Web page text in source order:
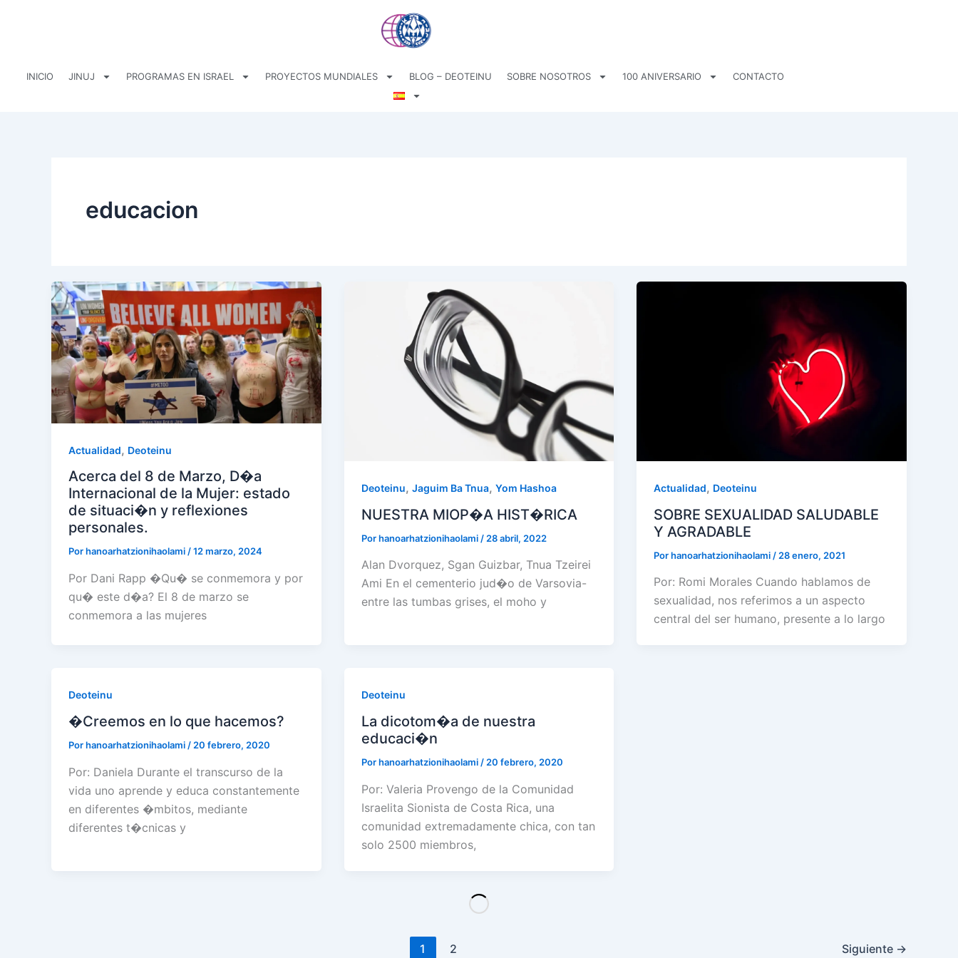
INICIO JINUJ PROGRAMAS EN ISRAEL PROYECTOS MUNDIALES BLOG – DEOTEINU SOBRE NOSOTROS 100 ANIVERSARIO CONTACTO
educacion
Actualidad, Deoteinu
Acerca del 8 de Marzo, D�a
Internacional de la Mujer: estado
de situaci�n y reflexiones
personales.
Porhanoarhatzionihaolami/12 marzo, 2024
Por Dani Rapp �Qu� se conmemora y por
qu� este d�a? El 8 de marzo se
conmemora a las mujeres
Deoteinu, Jaguim Ba Tnua, Yom Hashoa
NUESTRA MIOP�A HIST�RICA
Porhanoarhatzionihaolami / 28 abril, 2022
Alan Dvorquez, Sgan Guizbar, Tnua Tzeirei
Ami En el cementerio jud�o de Varsovia-
entre las tumbas grises, el moho y
Actualidad, Deoteinu
SOBRE SEXUALIDAD SALUDABLE
Y AGRADABLE
Porhanoarhatzionihaolami / 28 enero, 2021
Por: Romi Morales Cuando hablamos de
sexualidad, nos referimos a un aspecto
central del ser humano, presente a lo largo
Deoteinu
�Creemos en lo que hacemos?
Porhanoarhatzionihaolami / 20 febrero, 2020
Por: Daniela Durante el transcurso de la
vida uno aprende y educa constantemente
en diferentes �mbitos, mediante
diferentes t�cnicas y
Deoteinu
La dicotom�a de nuestra
educaci�n
Porhanoarhatzionihaolami / 20 febrero, 2020
Por: Valeria Provengo de la Comunidad
Israelita Sionista de Costa Rica, una
comunidad extremadamente chica, con tan
solo 2500 miembros,
1 2 Siguiente →